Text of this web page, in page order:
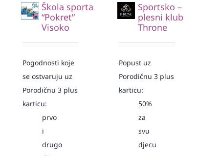
Škola sporta
“Pokret”
Visoko
Pogodnosti koje
se ostvaruju uz
Porodičnu 3 plus
karticu:
prvo
i
drugo
Sportsko –
plesni klub
Throne
Popust uz
Porodičnu 3 plus
karticu:
50%
za
svu
djecu